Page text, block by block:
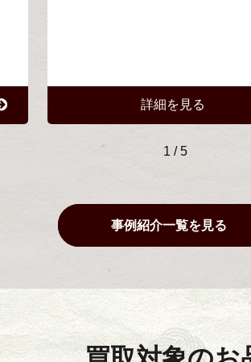
詳細を見る
1 /5
事例紹介一覧を見る